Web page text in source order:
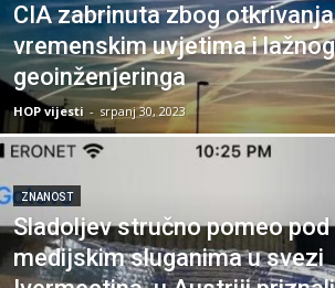
CIA zabrinuta zbog
vremenskim uvjetima i lažnog
geoinženjeringa
HOP vijesti - srpanj 30, 2023
ZNANOST
Sladoljev stručno pomeo pod
medijskim sluganima u svezi